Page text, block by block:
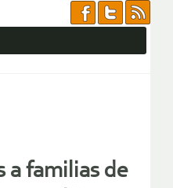
a familias de